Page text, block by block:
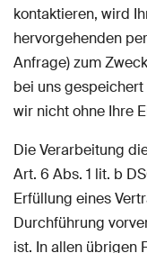
kontaktieren, wird
hervorgehenden
Anfrage) zum
bei uns
wir nicht ohne Ihre
Die Verarbeitung
Art. 6 Abs. 1 lit. b
Erfüllung eines
Durchführung
ist. In allen übrigen